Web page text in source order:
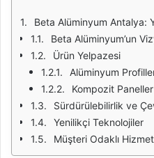
Beta Alüminyum Antalya:
Beta Alüminyum’un
Ürün Yelpazesi
Alüminyum
Kompozit Paneller
Sürdürülebilirlik ve
Yenilikçi Teknolojiler
Müşteri Odaklı Hizmet